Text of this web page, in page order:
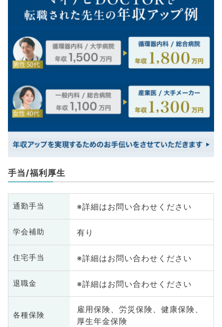
手当/福利厚生
通勤手当 ※詳細はお問い合わせください
学会補助 有り
住宅手当 ※詳細はお問い合わせください
退職金 ※詳細はお問い合わせください
各種保険
雇用保険、労災保険、健康保険、
厚生年金保険